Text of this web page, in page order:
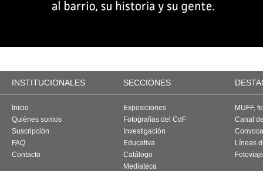
INSTITUCIONALES SECCIONES
Inicio
Quiénes somos
Suscripción
FAQ
Contacto
Exposiciones
Fotografías del CdF
Investigación
Educativa
Catálogo
Mediateca
MUFF,
Canal
Líneas